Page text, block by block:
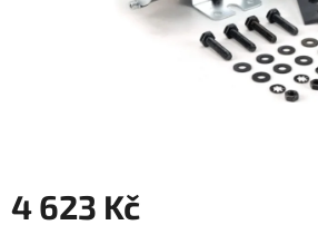
4 623 Kč